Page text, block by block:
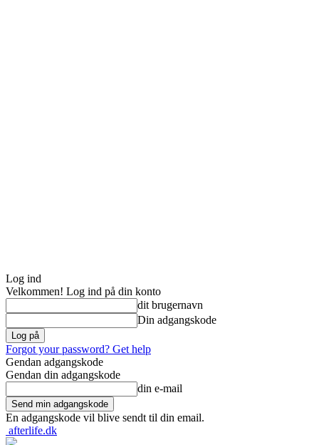
Log ind
Velkommen! Log ind på din konto
dit brugernavn
Din adgangskode
Forgot your password? Get help
Gendan adgangskode
Gendan din adgangskode
din e-mail
En adgangskode vil blive sendt til din email.
afterlife.dk